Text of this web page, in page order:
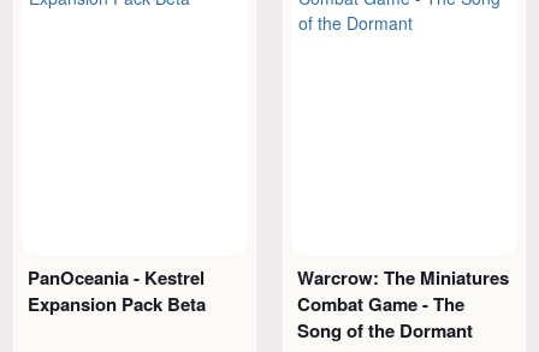
PanOceania - Kestrel
Expansion Pack Beta
Warcrow: The Miniatures
Combat Game - The
Song of the Dormant